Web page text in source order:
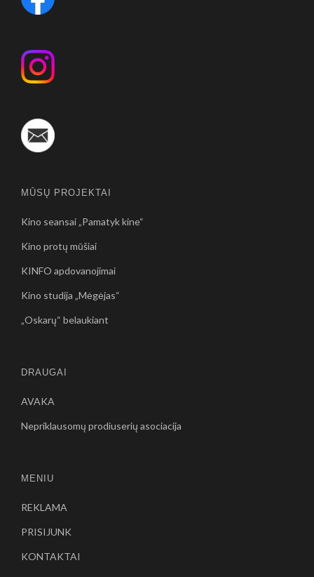
MŪSŲ PROJEKTAI
Kino seansai „Pamatyk kine“
Kino protų mūšiai
KINFO apdovanojimai
Kino studija „Mėgėjas“
„Oskarų“ belaukiant
DRAUGAI
AVAKA
Nepriklausomų prodiuserių asociacija
MENIU
REKLAMA
PRISIJUNK
KONTAKTAI